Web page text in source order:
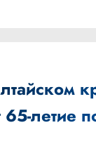
летие